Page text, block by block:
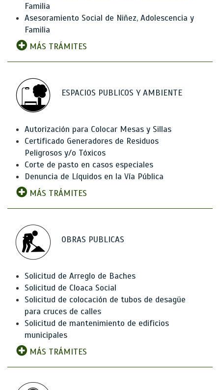
Familia
Asesoramiento Social de Niñez, Adolescencia y
Familia
MÁS TRÁMITES
ESPACIOS PUBLICOS Y AMBIENTE
Autorización para Colocar Mesas y Sillas
Certificado Generadores de Residuos
Peligrosos y/o Tóxicos
Corte de pasto en casos especiales
Denuncia de Líquidos en la Vía Pública
MÁS TRÁMITES
OBRAS PUBLICAS
Solicitud de Arreglo de Baches
Solicitud de Cloaca Social
Solicitud de colocación de tubos de desagüe
para cruces de calles
Solicitud de mantenimiento de edificios
municipales
MÁS TRÁMITES